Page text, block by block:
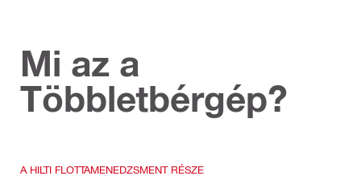
Mi az a
Többletbérgép?
A HILTI FLOTTAMENEDZSMENT RÉSZE